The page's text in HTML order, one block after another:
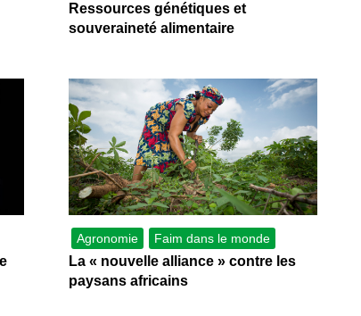
Ressources génétiques et
souveraineté alimentaire
Agronomie Faim dans le monde
La « nouvelle alliance » contre les
paysans africains